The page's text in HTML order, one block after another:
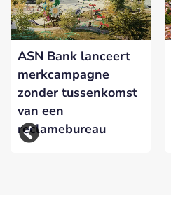
ASN Bank lanceert
merkcampagne
zonder tussenkomst
van een
reclamebureau